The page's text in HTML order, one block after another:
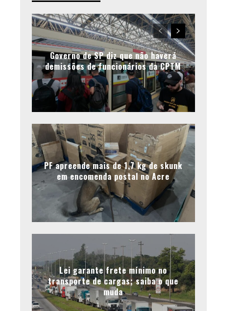
Governo de SP diz que não haverá
demissões de funcionários da CPTM
PF apreende mais de 1,7 kg de skunk
em encomenda postal no Acre
Lei garante frete mínimo no
transporte de cargas; saiba o que
muda